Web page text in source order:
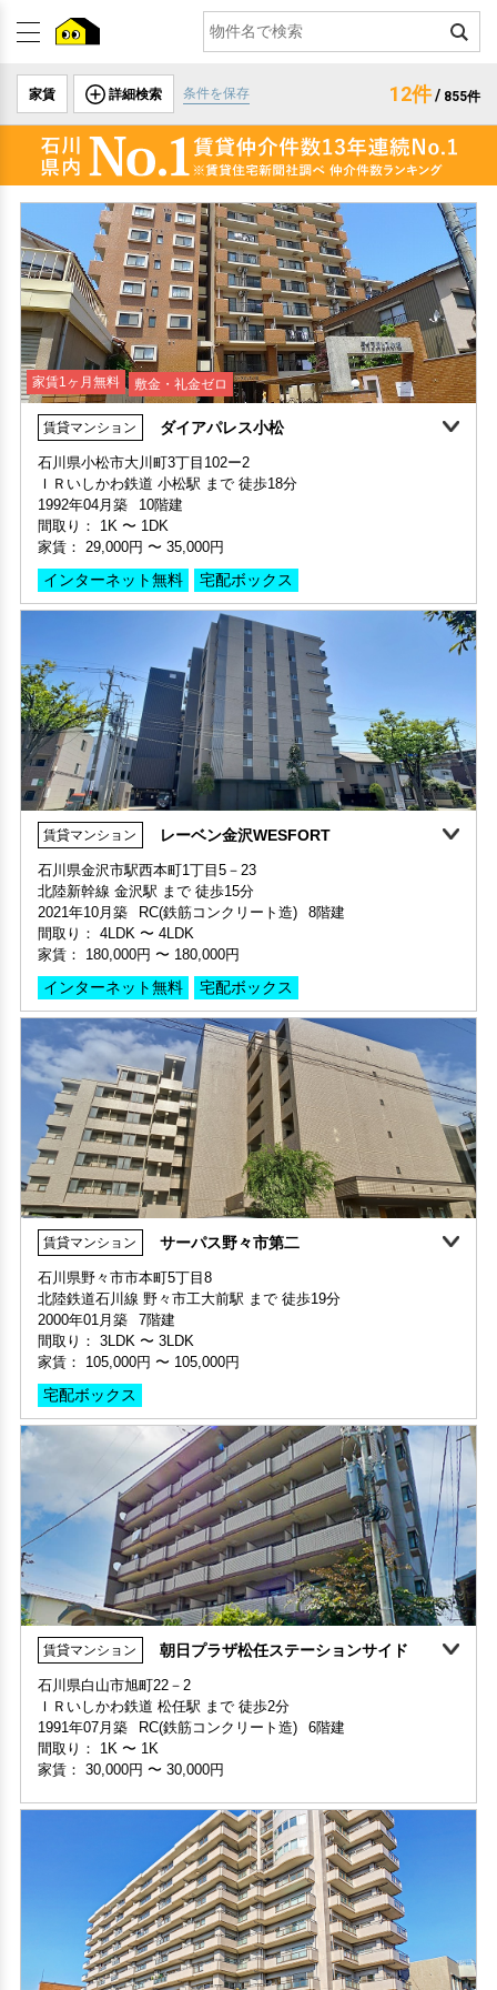
家賃 詳細検索 条件を保存 12件/ 855件
家賃1ヶ月無料 敷金・礼金ゼロ
賃貸マンション ダイアパレス小松
石川県小松市大川町3丁目102ー2
ＩＲいしかわ鉄道 小松駅 まで 徒歩18分
1992年04月築
10階建
間取り： 1K 〜 1DK
家賃： 29,000円 〜 35,000円
インターネット無料 宅配ボックス
家賃1ヶ月無料 敷金・礼金ゼロ
部屋号数 203号室
家賃 33,000円・共益費 3,000円
階数 2階
間取り 1K・専有面積 24.75㎡
敷金 - ・礼金 -
保証人不要・代行 インターネット無料 リフォーム 分譲賃貸
家賃1ヶ月無料 敷金・礼金ゼロ
部屋号数 210号室
家賃 35,000円・共益費 3,000円
階数 2階
間取り 1DK・専有面積 27.59㎡
敷金 - ・礼金 -
インターネット無料 分譲賃貸 家具・家電付き
家賃1ヶ月無料 敷金・礼金ゼロ 360°案内
部屋号数 215号室
家賃 29,000円・共益費 3,000円
間取り 1K・専有面積 19.65㎡
保証人不要・代行 インターネット無料 リフォーム 分譲賃貸
賃貸マンション レーベン金沢WESFORT
石川県金沢市駅西本町1丁目5－23
北陸新幹線 金沢駅 まで 徒歩15分
2021年10月築
RC(鉄筋コンクリート造)
8階建
間取り： 4LDK 〜 4LDK
家賃： 180,000円 〜 180,000円
インターネット無料 宅配ボックス
360°案内
部屋号数 601号室
家賃 180,000円・共益費 10,000円
階数 6階
間取り 4LDK・専有面積 81.05㎡
敷金 2ヶ月 ・礼金 1ヶ月
保証人不要・代行 インターネット無料 分譲賃貸
賃貸マンション サーパス野々市第二
石川県野々市市本町5丁目8
北陸鉄道石川線 野々市工大前駅 まで 徒歩19分
2000年01月築
7階建
間取り： 3LDK 〜 3LDK
家賃： 105,000円 〜 105,000円
宅配ボックス
360°案内
部屋号数 301号室
家賃 105,000円・共益費 10,000円
階数 3階
間取り 3LDK・専有面積 74.79㎡
分譲賃貸
賃貸マンション 朝日プラザ松任ステーションサイド
石川県白山市旭町22－2
ＩＲいしかわ鉄道 松任駅 まで 徒歩2分
1991年07月築
RC(鉄筋コンクリート造)
6階建
間取り： 1K 〜 1K
家賃： 30,000円 〜 30,000円